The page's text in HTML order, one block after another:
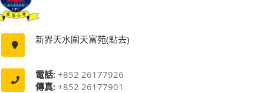
新界天水圍天富苑(點去)
電話: +852 26177926
傳真: +852 26177901